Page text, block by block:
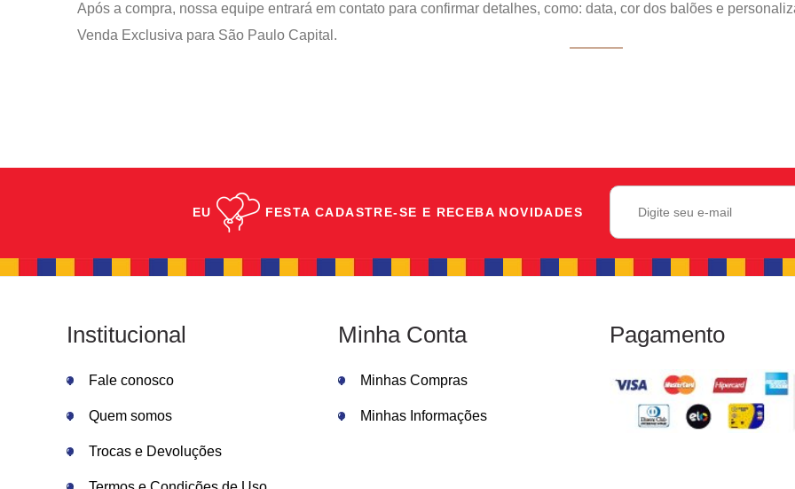
Após a compra, nossa equipe entrará em contato para confirmar detalhes, como: data, cor dos balões e
Venda Exclusiva para São Paulo Capital.
EU FESTA CADASTRE-SE E RECEBA NOVIDADES
Institucional
Fale conosco
Quem somos
Trocas e Devoluções
Minha Conta
Minhas Compras
Minhas Informações
Pagamento